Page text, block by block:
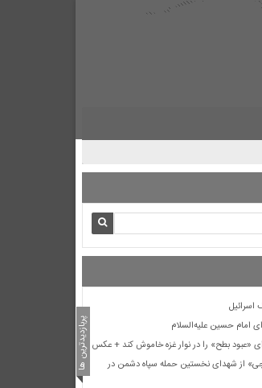
پربازدیدترین ها
از شهدای نخستین حمله سپاه دشمن در
اسرائیل کاتس: «اجازه نمی‌دهیم جنایتکار ما را
خلبان محمود کنگرلو
و تا طوفان الاقصی
را در دنیا تأمین می‌کند
اسرائیل
«عبود بطح» را در نوار غزه خاموش کند + عکس
از شهدای نخستین حمله سپاه دشمن در